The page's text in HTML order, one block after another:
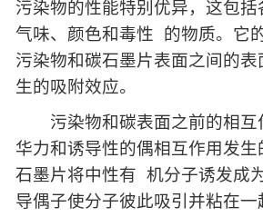
污染物的性能特别优异，这包括
气味、颜色和毒性 的物质。它
污染物和碳石墨片表面之间的
生的吸附效应。
污染物和碳表面之前的相互
华力和诱导性的偶相互作用发
石墨片将中性有 机分子诱发成
导偶子使分子彼此吸引并粘在一